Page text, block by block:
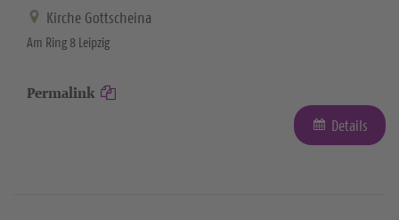
Kirche Gottscheina
Am Ring 8 Leipzig
Permalink
Details